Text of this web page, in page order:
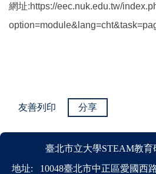
網址:https://eec.nuk.edu.tw/
友善列印 分享
臺北市立大學STEAM教育
地址: 10048臺北市中正區愛國西